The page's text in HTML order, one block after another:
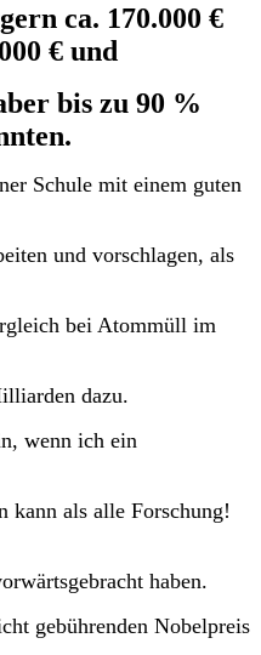
ca. 170.000 €
€ und
bis zu 90 %
Schule mit einem guten
und vorschlagen, als
bei Atommüll im
dazu.
wenn ich ein
kann als alle Forschung!
haben.
gebührenden Nobelpreis